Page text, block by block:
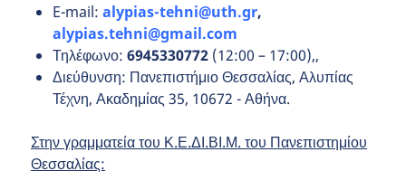
E-mail: alypias-tehni@uth.gr,
alypias.tehni@gmail.com
Τηλέφωνο: 6945330772 (12:00 – 17:00),,
Διεύθυνση: Πανεπιστήμιο Θεσσαλίας, Αλυπίας
Τέχνη, Ακαδημίας 35, 10672 - Αθήνα.
Στην γραμματεία του Κ.Ε.ΔΙ.ΒΙ.Μ. του Πανεπιστημίου
Θεσσαλίας: